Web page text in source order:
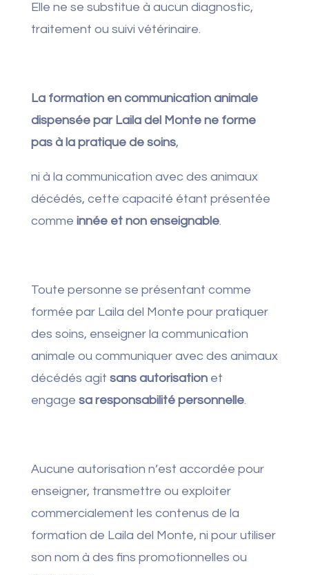
Elle ne se substitue à aucun diagnostic,
traitement ou suivi vétérinaire.
La formation en communication animale
dispensée par Laila del Monte ne forme
pas à la pratique de soins,
ni à la communication avec des animaux
décédés, cette capacité étant présentée
comme innée et non enseignable.
Toute personne se présentant comme
formée par Laila del Monte pour pratiquer
des soins, enseigner la communication
animale ou communiquer avec des animaux
décédés agit sans autorisationet
engage sa responsabilité personnelle.
Aucune autorisation n’est accordée pour
enseigner, transmettre ou exploiter
commercialement les contenus de la
formation de Laila del Monte, ni pour utiliser
son nom à des fins promotionnelles ou